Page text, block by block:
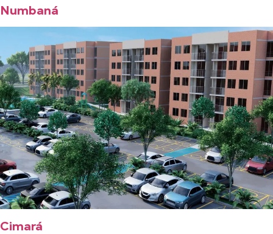
Numbaná
Cimará